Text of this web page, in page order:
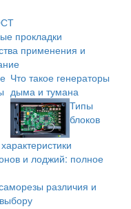
прокладки
применения и
Что такое генераторы
дыма и тумана
Типы
блоков
и лоджий: полное
различия и